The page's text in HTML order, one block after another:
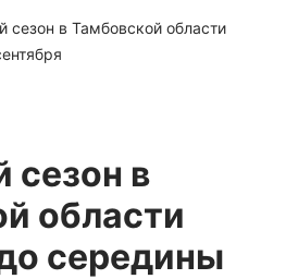
сезон в Тамбовской области
сезон в
области
середины